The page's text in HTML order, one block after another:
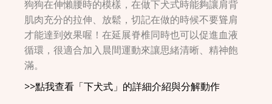
狗狗在伸懶腰時的模樣，在做下犬式時能夠讓肩背
肌肉充分的拉伸、放鬆，切記在做的時候不要聳肩
才能達到效果喔！在延展脊椎同時也可以促進血液
循環，很適合加入晨間運動來讓思緒清晰、精神飽
滿。
>>點我查看「下犬式」的詳細介紹與分解動作